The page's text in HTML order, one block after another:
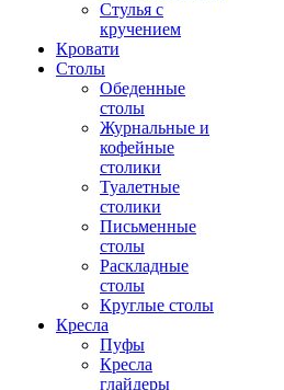
Стулья с
кручением
Кровати
Столы
Обеденные
столы
Журнальные и
кофейные
столики
Туалетные
столики
Письменные
столы
Раскладные
столы
Круглые столы
Кресла
Пуфы
Кресла
глайдеры